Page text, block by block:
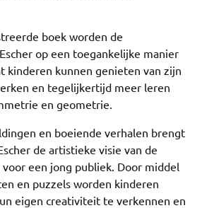
boek worden de
op een toegankelijke manier
kinderen kunnen genieten van zijn
en tegelijkertijd meer leren
en geometrie.
en boeiende verhalen brengt
de artistieke visie van de
een jong publiek. Door middel
en puzzels worden kinderen
eigen creativiteit te verkennen en